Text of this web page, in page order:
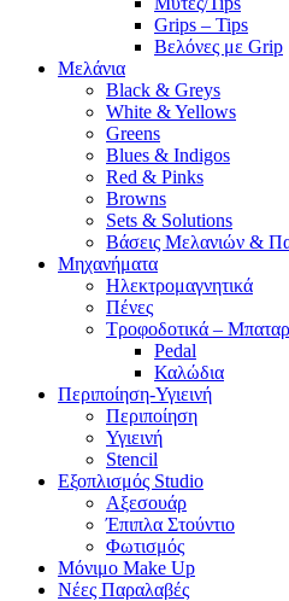
Grips – Tips
Βελόνες με Grip
Μελάνια
Black & Greys
White & Yellows
Greens
Blues & Indigos
Red & Pinks
Browns
Sets & Solutions
Βάσεις Μελανιών &
Μηχανήματα
Ηλεκτρομαγνητικά
Πένες
Τροφοδοτικά –
Pedal
Καλώδια
Περιποίηση-Υγιεινή
Περιποίηση
Υγιεινή
Stencil
Εξοπλισμός Studio
Αξεσουάρ
Έπιπλα Στούντιο
Φωτισμός
Μόνιμο Make Up
Νέες Παραλαβές